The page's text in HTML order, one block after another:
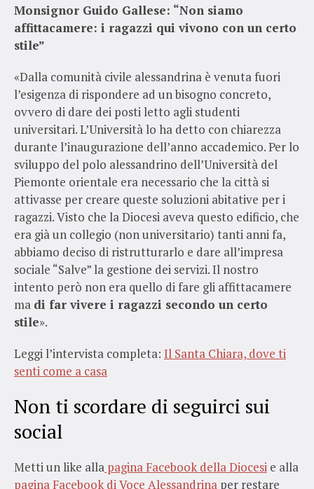
Monsignor Guido Gallese: “Non siamo
affittacamere: i ragazzi qui vivono con un certo
stile”
«Dalla comunità civile alessandrina è venuta fuori
l’esigenza di rispondere ad un bisogno concreto,
ovvero di dare dei posti letto agli studenti
universitari. L’Università lo ha detto con chiarezza
durante l’inaugurazione dell’anno accademico. Per lo
sviluppo del polo alessandrino dell’Università del
Piemonte orientale era necessario che la città si
attivasse per creare queste soluzioni abitative per i
ragazzi. Visto che la Diocesi aveva questo edificio, che
era già un collegio (non universitario) tanti anni fa,
abbiamo deciso di ristrutturarlo e dare all’impresa
sociale “Salve” la gestione dei servizi. Il nostro
intento però non era quello di fare gli affittacamere
ma di far vivere i ragazzi secondo un certo
stile».
Leggi l’intervista completa: Il Santa Chiara, dove ti
senti come a casa
Non ti scordare di seguirci sui
social
Metti un like alla pagina Facebook della Diocesi e alla
pagina Facebook di Voce Alessandrina per restare